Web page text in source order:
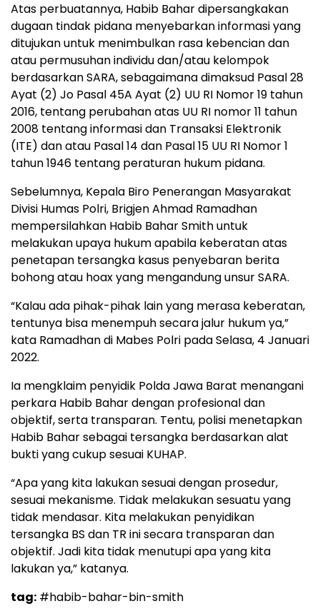
Atas perbuatannya, Habib Bahar dipersangkakan
dugaan tindak pidana menyebarkan informasi yang
ditujukan untuk menimbulkan rasa kebencian dan
atau permusuhan individu dan/atau kelompok
berdasarkan SARA, sebagaimana dimaksud Pasal 28
Ayat (2) Jo Pasal 45A Ayat (2) UU RI Nomor 19 tahun
2016, tentang perubahan atas UU RI nomor 11 tahun
2008 tentang informasi dan Transaksi Elektronik
(ITE) dan atau Pasal 14 dan Pasal 15 UU RI Nomor 1
tahun 1946 tentang peraturan hukum pidana.
Sebelumnya, Kepala Biro Penerangan Masyarakat
Divisi Humas Polri, Brigjen Ahmad Ramadhan
mempersilahkan Habib Bahar Smith untuk
melakukan upaya hukum apabila keberatan atas
penetapan tersangka kasus penyebaran berita
bohong atau hoax yang mengandung unsur SARA.
“Kalau ada pihak-pihak lain yang merasa keberatan,
tentunya bisa menempuh secara jalur hukum ya,”
kata Ramadhan di Mabes Polri pada Selasa, 4 Januari
2022.
Ia mengklaim penyidik Polda Jawa Barat menangani
perkara Habib Bahar dengan profesional dan
objektif, serta transparan. Tentu, polisi menetapkan
Habib Bahar sebagai tersangka berdasarkan alat
bukti yang cukup sesuai KUHAP.
“Apa yang kita lakukan sesuai dengan prosedur,
sesuai mekanisme. Tidak melakukan sesuatu yang
tidak mendasar. Kita melakukan penyidikan
tersangka BS dan TR ini secara transparan dan
objektif. Jadi kita tidak menutupi apa yang kita
lakukan ya,” katanya.
tag: #habib-bahar-bin-smith